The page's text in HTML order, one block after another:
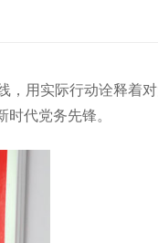
，用实际行动诠释着
代党务先锋。